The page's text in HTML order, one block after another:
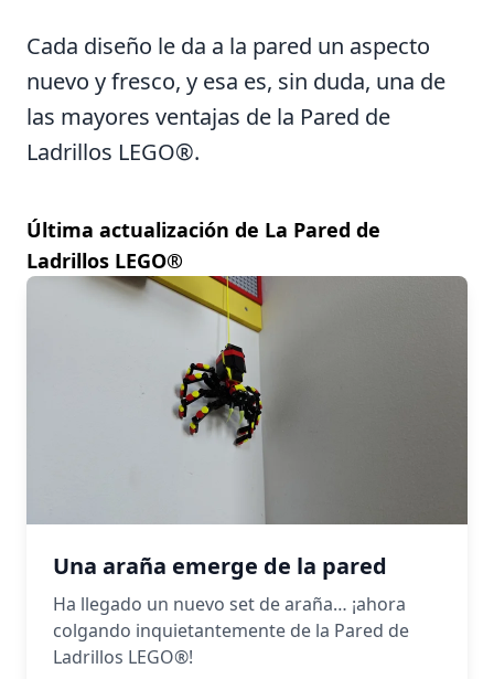
Cada diseño le da a la pared un aspecto
nuevo y fresco, y esa es, sin duda, una de
las mayores ventajas de la Pared de
Ladrillos LEGO®.
Última actualización de La Pared de
Ladrillos LEGO®
Una araña emerge de la pared
Ha llegado un nuevo set de araña… ¡ahora
colgando inquietantemente de la Pared de
Ladrillos LEGO®!